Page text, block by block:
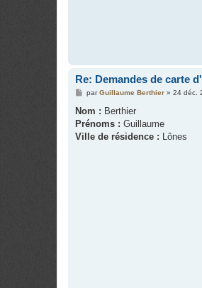
Re: Demandes de carte
M
s
a
g
parGuillaume Berthier» 24 déc.
Nom : Berthier
Prénoms : Guillaume
Ville de résidence : Lônes